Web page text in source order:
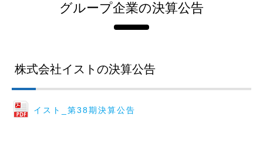
グループ企業の決算公告
株式会社イストの決算公告
イスト_第38期決算公告